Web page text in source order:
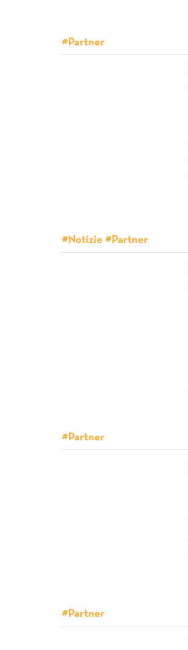
#Partner
#Notizie #Partner
#Partner
#Partner